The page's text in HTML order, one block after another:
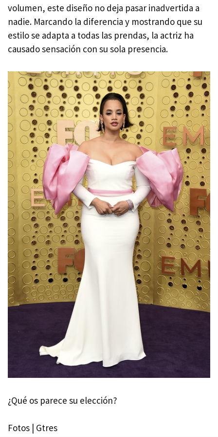
volumen, este diseño no deja pasar inadvertida a
nadie. Marcando la diferencia y mostrando que su
estilo se adapta a todas las prendas, la actriz ha
causado sensación con su sola presencia.
¿Qué os parece su elección?
Fotos | Gtres